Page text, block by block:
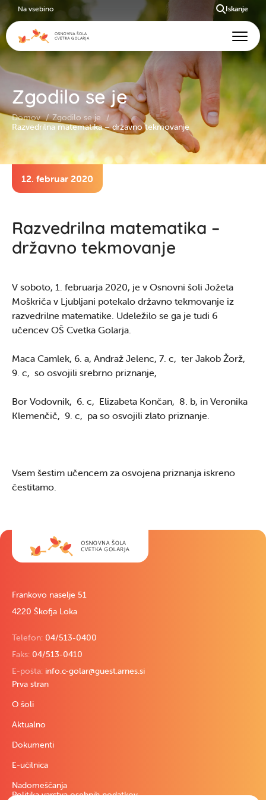
Zgodilo se je
Domov
Zgodilo se je
Razvedrilna matematika – državno tekmovanje
12. februar 2020
Razvedrilna matematika –
državno tekmovanje
V soboto, 1. februarja 2020, je v Osnovni šoli Jožeta
Moškriča v Ljubljani potekalo državno tekmovanje iz
razvedrilne matematike. Udeležilo se ga je tudi 6
učencev OŠ Cvetka Golarja.
Maca Camlek, 6. a, Andraž Jelenc, 7. c, ter Jakob Žorž,
9. c, so osvojili srebrno priznanje,
Bor Vodovnik, 6. c, Elizabeta Končan, 8. b, in Veronika
Klemenčič, 9. c, pa so osvojili zlato priznanje.
Vsem šestim učencem za osvojena priznanja iskreno
čestitamo.
Frankovo naselje 51
4220 Škofja Loka
Telefon: 04/513-0400
Faks: 04/513-0410
E-pošta: info.c-golar@guest.arnes.si
Prva stran
O šoli
Aktualno
Dokumenti
E-učilnica
Nadomeščanja
Politika varstva osebnih podatkov
Na vsebino Iskanje